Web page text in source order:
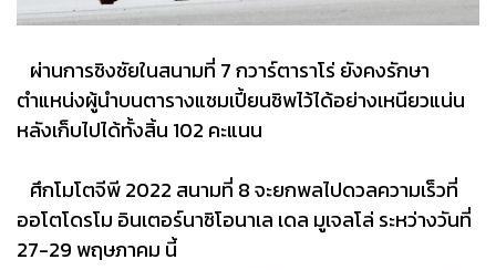
ผ่านการชิงชัยในสนามที่ 7 กวาร์ตาราโร่ ยังคงรักษา
ตำแหน่งผู้นำบนตารางแชมเปี้ยนชิพไว้ได้อย่างเหนียวแน่น
หลังเก็บไปได้ทั้งสิ้น 102 คะแนน
ศึกโมโตจีพี 2022 สนามที่ 8 จะยกพลไปดวลความเร็วที่
ออโตโดรโม อินเตอร์นาซิโอนาเล เดล มูเจลโล่ ระหว่างวันที่
27-29 พฤษภาคม​ นี้